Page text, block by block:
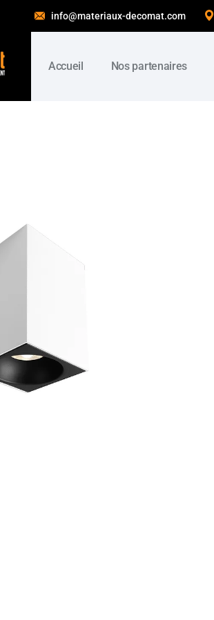
info@materiaux-decomat.com
Accueil Nos partenaires